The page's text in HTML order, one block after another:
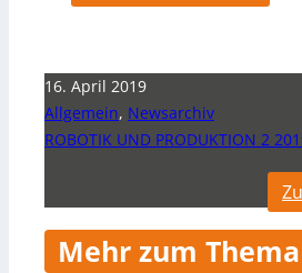
16. April 2019
Allgemein, Newsarchiv
ROBOTIK UND PRODUKTION 2
Mehr zum Thema